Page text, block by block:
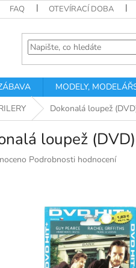
FAQ OTEVÍRACÍ DOBA
MODELY,
Dokonalá loupež
loupež (DVD)
Podrobnosti hodnocení